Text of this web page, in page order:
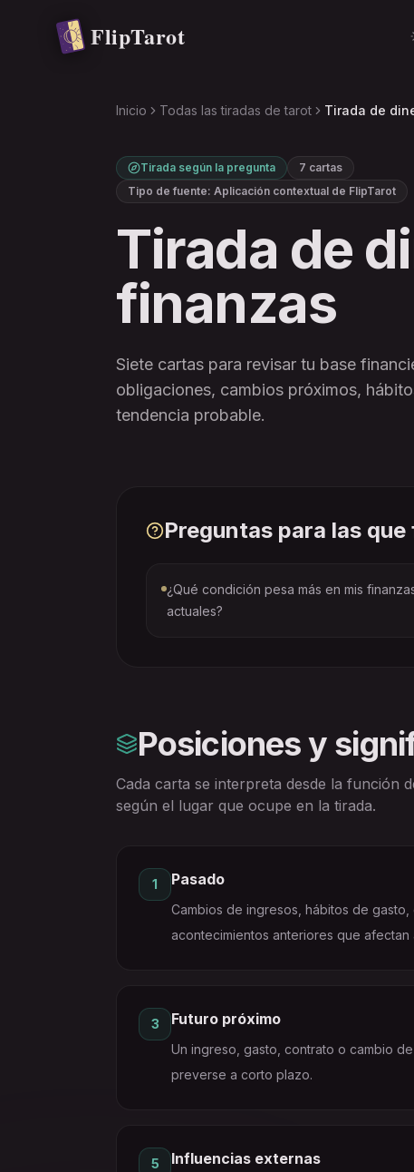
FlipTarot
Inicio Todas las tiradas de tarot Tirada de
Tirada según la pregunta
7 cartas
Tipo de fuente: Aplicación contextual de FlipTarot
Tirada de
finanzas
Siete cartas para revisar tu base
obligaciones, cambios próximos,
tendencia probable.
Preguntas para las
¿Qué condición pesa más en mis
actuales?
Posiciones y
Cada carta se interpreta desde la función
según el lugar que ocupe en la tirada.
1 Pasado
Cambios de ingresos, hábitos de
acontecimientos anteriores que afectan
3 Futuro próximo
Un ingreso, gasto, contrato o cambio
preverse a corto plazo.
5 Influencias externas